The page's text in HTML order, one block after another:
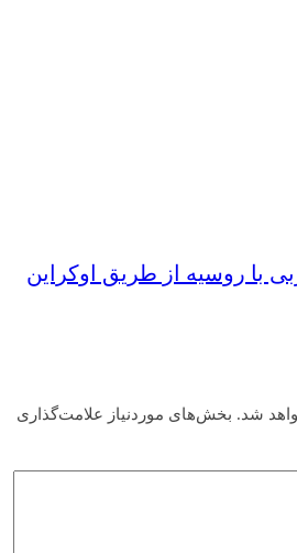
با روسیه از طریق اوکراین
شد. بخش‌های موردنیاز علامت‌گذاری